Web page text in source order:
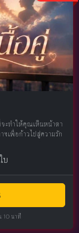
ะทำให้คุณเห็นหน้าตา
เพื่อก้าวไปสู่ความรัก
บ
10 นาที